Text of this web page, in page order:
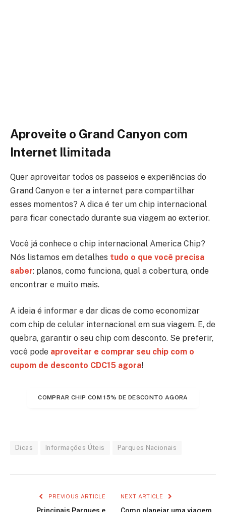
Aproveite o Grand Canyon com
Internet Ilimitada
Quer aproveitar todos os passeios e experiências do
Grand Canyon e ter a internet para compartilhar
esses momentos? A dica é ter um chip internacional
para ficar conectado durante sua viagem ao exterior.
Você já conhece o chip internacional America Chip?
Nós listamos em detalhes tudo o que você precisa
saber: planos, como funciona, qual a cobertura, onde
encontrar e muito mais.
A ideia é informar e dar dicas de como economizar
com chip de celular internacional em sua viagem. E, de
quebra, garantir o seu chip com desconto. Se preferir,
você pode aproveitar e comprar seu chip com o
cupom de desconto CDC15 agora!
COMPRAR CHIP COM 15% DE DESCONTO AGORA
Dicas Informações Úteis Parques Nacionais
PREVIOUS ARTICLE NEXT ARTICLE